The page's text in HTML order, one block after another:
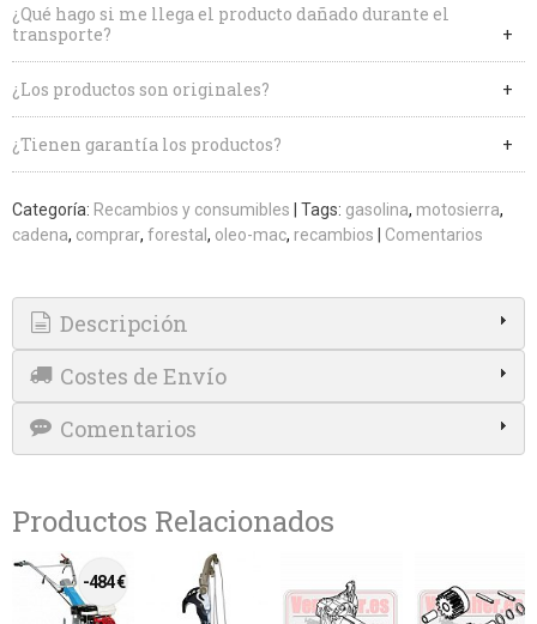
¿Qué hago si me llega el producto dañado durante el
transporte?
¿Los productos son originales?
¿Tienen garantía los productos?
Categoría: Recambios y consumibles Tags: gasolina motosierra
cadena comprar forestal oleo-mac recambios Comentarios
Descripción
Costes de Envío
Comentarios
Productos Relacionados